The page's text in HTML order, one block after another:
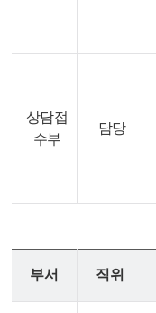
상담접
수부
담당
부서 직위